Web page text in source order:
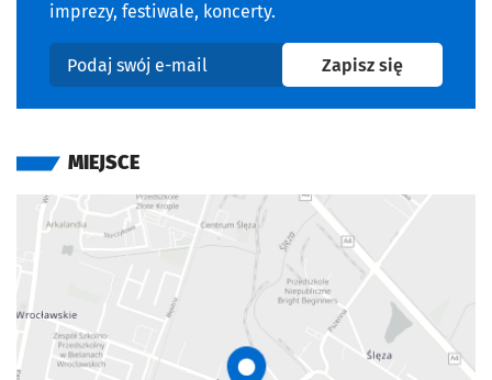
imprezy, festiwale, koncerty.
Podaj swój e-mail
Zapisz sięna
MIEJSCE